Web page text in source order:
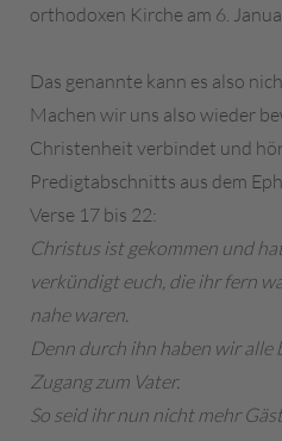
orthodoxen Kirche am 6.
Das genannte kann es also
Machen wir uns also wieder
Christenheit verbindet und
Predigtabschnitts aus dem
Verse 17 bis 22:
Christus ist gekommen und
verkündigt euch, die ihr fern
nahe waren.
Denn durch ihn haben wir alle
Zugang zum Vater.
So seid ihr nun nicht mehr